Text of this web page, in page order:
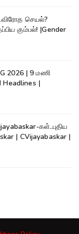
செயல்?
கும்பல்! |Gender
2026 | 9 மணி
Headlines |
கள்..புதிய
| CVijayabaskar |